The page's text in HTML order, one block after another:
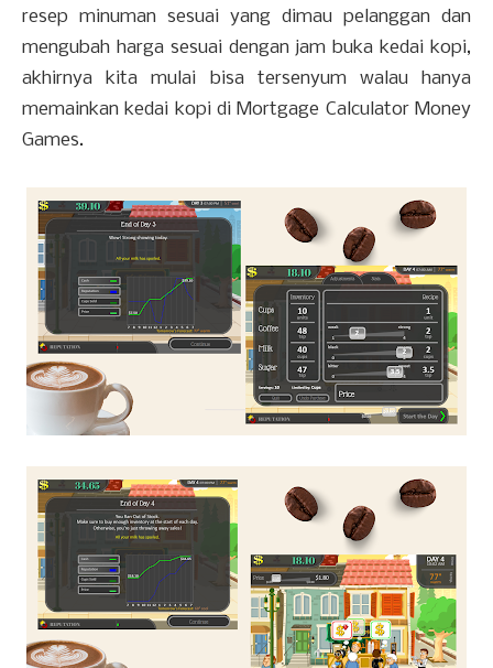
resep minuman sesuai yang dimau pelanggan dan
mengubah harga sesuai dengan jam buka kedai kopi,
akhirnya kita mulai bisa tersenyum walau hanya
memainkan kedai kopi di Mortgage Calculator Money
Games.